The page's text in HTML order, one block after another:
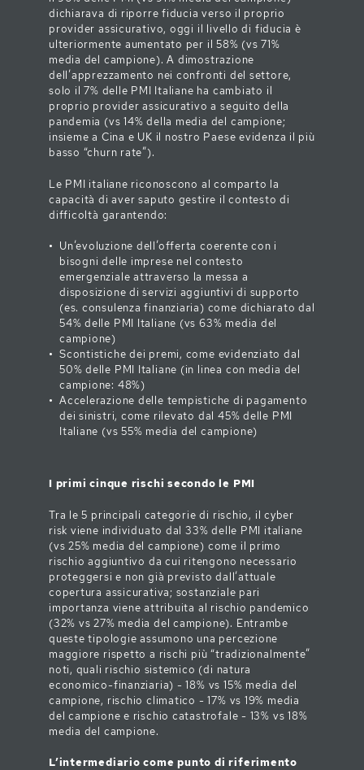
dichiarava di riporre fiducia verso il proprio
provider assicurativo, oggi il livello di fiducia è
ulteriormente aumentato per il 58% (vs 71%
media del campione). A dimostrazione
dell’apprezzamento nei confronti del settore,
solo il 7% delle PMI Italiane ha cambiato il
proprio provider assicurativo a seguito della
pandemia (vs 14% della media del campione;
insieme a Cina e UK il nostro Paese evidenza il più
basso “churn rate”).
Le PMI italiane riconoscono al comparto la
capacità di aver saputo gestire il contesto di
difficoltà garantendo:
Un’evoluzione dell’offerta coerente con i
bisogni delle imprese nel contesto
emergenziale attraverso la messa a
disposizione di servizi aggiuntivi di supporto
(es. consulenza finanziaria) come dichiarato dal
54% delle PMI Italiane (vs 63% media del
campione)
Scontistiche dei premi, come evidenziato dal
50% delle PMI Italiane (in linea con media del
campione: 48%)
Accelerazione delle tempistiche di pagamento
dei sinistri, come rilevato dal 45% delle PMI
Italiane (vs 55% media del campione)
I primi cinque rischi secondo le PMI
Tra le 5 principali categorie di rischio, il cyber
risk viene individuato dal 33% delle PMI italiane
(vs 25% media del campione) come il primo
rischio aggiuntivo da cui ritengono necessario
proteggersi e non già previsto dall’attuale
copertura assicurativa; sostanziale pari
importanza viene attribuita al rischio pandemico
(32% vs 27% media del campione). Entrambe
queste tipologie assumono una percezione
maggiore rispetto a rischi più “tradizionalmente”
noti, quali rischio sistemico (di natura
economico-finanziaria) - 18% vs 15% media del
campione, rischio climatico - 17% vs 19% media
del campione e rischio catastrofale - 13% vs 18%
media del campione.
L’intermediario come punto di riferimento